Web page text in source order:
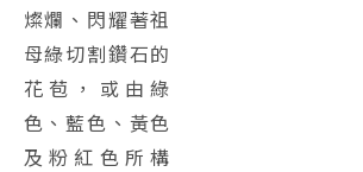
燦爛、閃耀著祖
母綠切割鑽石的
花苞，或由綠
色、藍色、黃色
及粉紅色所構